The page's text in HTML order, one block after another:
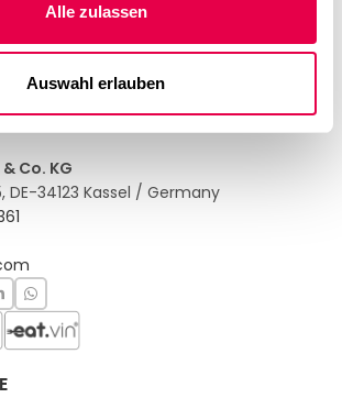
Alle zulassen
Auswahl erlauben
für Gastronomiemöbel und -textilien. Wir
Lösungen für Restaurants, Hotels und
und Service, auf die Sie sich verlassen
Co. KG
DE-34123 Kassel / Germany